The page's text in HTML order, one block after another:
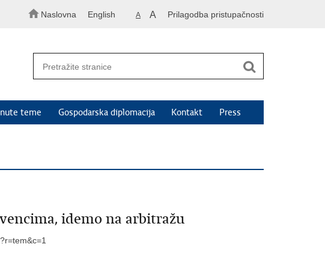
Naslovna English A A Prilagodba pristupačnosti
teme Gospodarska diplomacija Kontakt Press
idemo na arbitražu